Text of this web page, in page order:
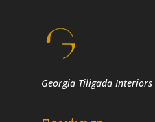
Georgia Tiligada Interiors